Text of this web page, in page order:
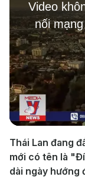
modal
window.
Video
nối
Thái Lan đang
mới có tên là
dài ngày hướng